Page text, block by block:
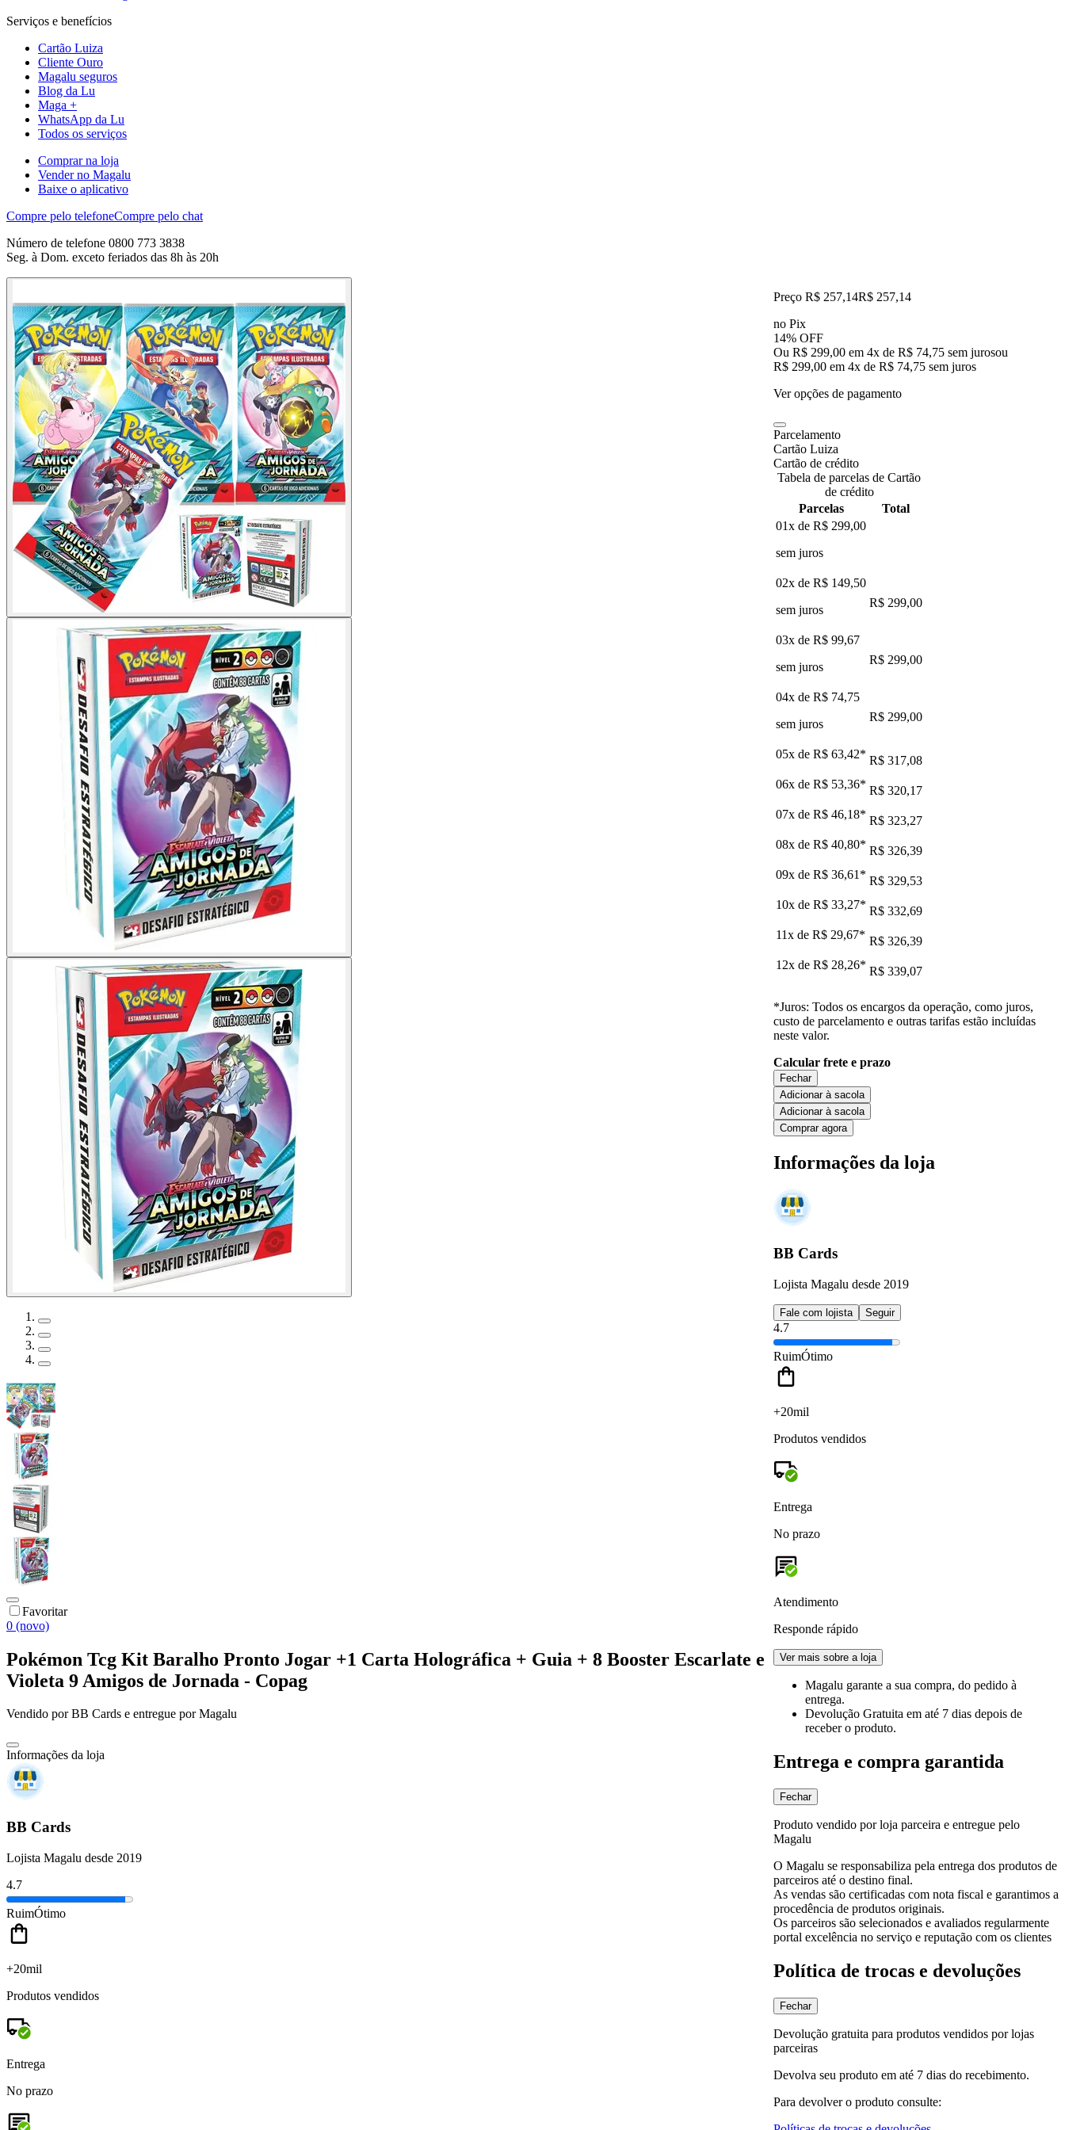
Serviços e benefícios
Cartão Luiza
Cliente Ouro
Magalu seguros
Blog da Lu
Maga +
WhatsApp da Lu
Todos os serviços
Comprar na loja
Vender no Magalu
Baixe o aplicativo
Compre pelo telefoneCompre pelo chat
Número de telefone 0800 773 3838
Seg. à Dom. exceto feriados das 8h às 20h
Favoritar
0 (novo)
Pokémon Tcg Kit Baralho Pronto Jogar +1 Carta Holográfica + Guia + 8 Booster Escarlate e
Violeta 9 Amigos de Jornada - Copag
Vendido porBB Cards e entregue por Magalu
Informações da loja
BB Cards
Lojista Magalu desde 2019
4.7
RuimÓtimo
+20mil
Produtos vendidos
Entrega
No prazo
Preço R$ 257,14R$ 257,14
no Pix
14% OFF
Ou R$ 299,00 em 4x de R$ 74,75 sem jurosou
R$ 299,00 em 4x de R$ 74,75 sem juros
Ver opções de pagamento
Parcelamento
Cartão Luiza
Cartão de crédito
Tabela de parcelas de Cartão
de crédito
Parcelas
Total
01x de R$ 299,00
sem juros
02x de R$ 149,50
sem juros
R$ 299,00
03x de R$ 99,67
sem juros
R$ 299,00
04x de R$ 74,75
sem juros
R$ 299,00
05x de R$ 63,42* R$ 317,08
06x de R$ 53,36* R$ 320,17
07x de R$ 46,18* R$ 323,27
08x de R$ 40,80* R$ 326,39
09x de R$ 36,61 * R$ 329,53
10x de R$ 33,27* R$ 332,69
11x de R$ 29,67* R$ 326,39
12x de R$ 28,26* R$ 339,07
*Juros: Todos os encargos da operação, como juros,
custo de parcelamento e outras tarifas estão incluídas
neste valor.
Calcular frete e prazo
Fechar
Adicionar à sacola
Adicionar à sacola
Comprar agora
Informações da loja
BB Cards
Lojista Magalu desde 2019
Fale com lojista Seguir
4.7
RuimÓtimo
+20mil
Produtos vendidos
Entrega
No prazo
Atendimento
Responde rápido
Ver mais sobre a loja
Magalu garante a sua compra, do pedido à
entrega.
Devolução Gratuita em até 7 dias depois de
receber o produto.
Entrega e compra garantida
Fechar
Produto vendido por loja parceira e entregue pelo
Magalu
O Magalu se responsabiliza pela entrega dos produtos de
parceiros até o destino final.
As vendas são certificadas com nota fiscal e garantimos a
procedência de produtos originais.
Os parceiros são selecionados e avaliados regularmente
portal excelência no serviço e reputação com os clientes
Política de trocas e devoluções
Fechar
Devolução gratuita para produtos vendidos por lojas
parceiras
Devolva seu produto em até 7 dias do recebimento.
Para devolver o produto consulte: